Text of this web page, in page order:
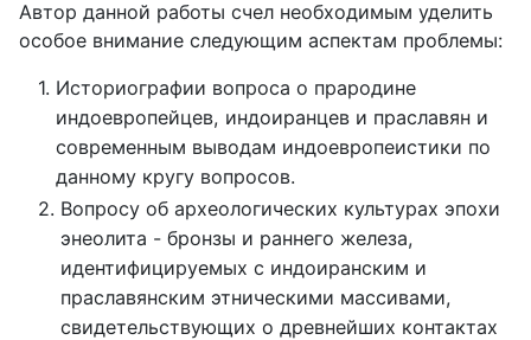
Автор данной работы счел необходимым уделить
особое внимание следующим аспектам проблемы:
Историографии вопроса о прародине
индоевропейцев, индоиранцев и праславян и
современным выводам индоевропеистики по
данному кругу вопросов.
Вопросу об археологических культурах эпохи
энеолита - бронзы и раннего железа,
идентифицируемых с индоиранским и
праславянским этническими массивами,
свидетельствующих о древнейших контактах